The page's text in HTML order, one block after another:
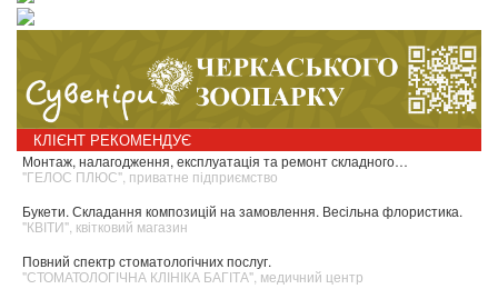
КЛІЄНТ РЕКОМЕНДУЄ
Монтаж, налагодження, експлуатація та ремонт складного…
"ГЕЛОС ПЛЮС", приватне підприємство
Букети. Складання композицій на замовлення. Весільна флористика.
"КВІТИ", квітковий магазин
Повний спектр стоматологічних послуг.
"СТОМАТОЛОГІЧНА КЛІНІКА БАГІТА", медичний центр